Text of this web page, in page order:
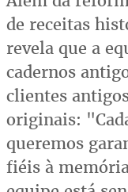
de receitas
revela que a
cadernos
clientes
originais:
queremos
fiéis à